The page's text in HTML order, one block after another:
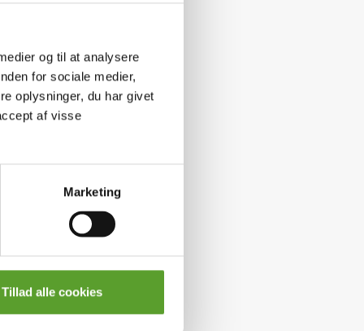
og til at analysere
for sociale medier,
oplysninger, du har givet
af visse
Marketing
Tillad alle cookies